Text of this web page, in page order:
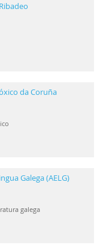
da Coruña
Galega (AELG)
galega